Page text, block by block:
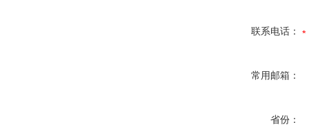
联系电话：
常用邮箱：
省份：